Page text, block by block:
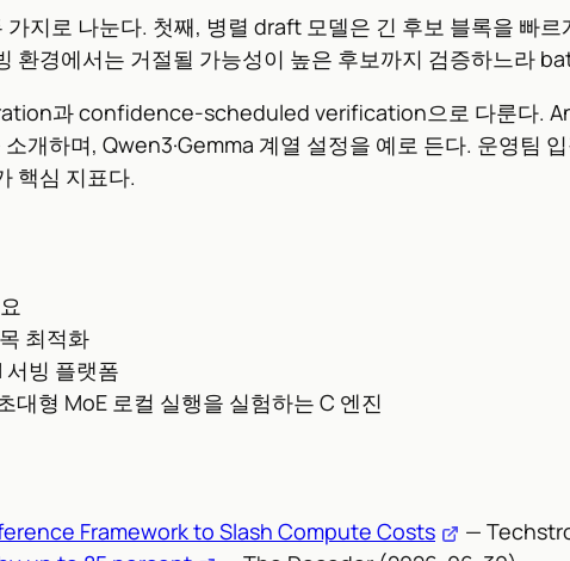
지로 나눈다. 첫째, 병렬 draft 모델은 긴 후보 블록을 빠
환경에서는 거절될 가능성이 높은 후보까지 검증하느라
과 confidence-scheduled verification으로 다룬다.
개하며, Qwen3·Gemma 계열 설정을 예로 든다. 운영팀
핵심 지표다.
최적화
서빙 플랫폼
대형 MoE 로컬 실행을 실험하는 C 엔진
Framework to Slash Compute Costs
—